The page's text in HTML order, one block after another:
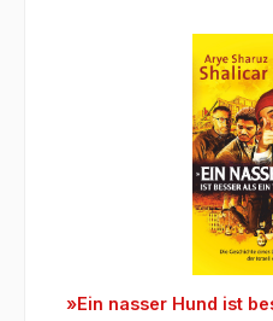
»Ein nasser Hund ist